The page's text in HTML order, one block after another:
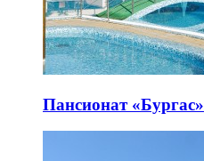
Пансионат «Бургас»